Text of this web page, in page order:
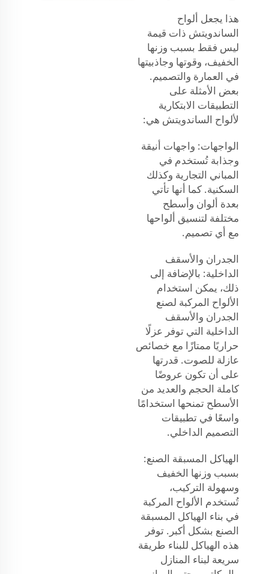
هذا يجعل ألواح
الساندويتش ذات قيمة
ليس فقط بسبب وزنها
الخفيف، وقوتها وجاذبيتها
في العمارة والتصميم.
بعض الأمثلة على
التطبيقات الابتكارية
لألواح الساندويتش هي:
الواجهات: واجهات أنيقة
وجذابة تُستخدم في
المباني التجارية وكذلك
السكنية. كما أنها تأتي
بعدة ألوان وأسطح
مختلفة لتنسيق ألواحها
مع أي تصميم.
الجدران والأسقف
الداخلية: بالإضافة إلى
ذلك، يمكن استخدام
الألواح المركبة لصنع
الجدران والأسقف
الداخلية التي توفر عزلًا
حراريًا ممتازًا مع خصائص
عازلة للصوت. قدرتها
على أن تكون عروضًا
كاملة الحجم والعديد من
الأسطح تمنحها استخدامًا
واسعًا في تطبيقات
التصميم الداخلي.
الهياكل المسبقة الصنع:
بسبب وزنها الخفيف
وسهولة التركيب،
تُستخدم الألواح المركبة
في بناء الهياكل المسبقة
الصنع بشكل أكبر. توفر
هذه الهياكل للبناء طريقة
سريعة لبناء المنازل